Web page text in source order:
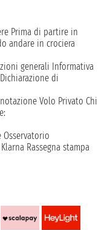
Prima di partire in
andare in crociera
generali Informativa
Dichiarazione di
Volo Privato Chi
Osservatorio
Klarna Rassegna stampa